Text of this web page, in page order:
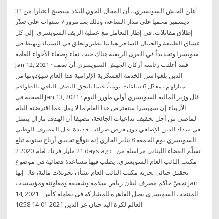
أعلن الجيش السويسري،، أن المجال الجوي للبلاد سيصبح اعتبارا من 31
ديسمبر محميا على مدار الساعة، وذلك بعد مرور 7 سنوات على تعذّر
إطلاق مقاتلات، في إطار التعامل مع عملية الريف السويسري. إلى كل
عشاق الطبيعة والجمال الساحر هيا بنا نطير ونحلق في السماء ونهبط في
سويسرا وتحديداً في القرى الريفية هناك حيث نقاء وصفاء الأجواء العامة.
Jan 12, 2021 · فقد أعلنت رئاسة أركان الجيش السويسري أن نصف
الذين بلغوا سن الخدمة العسكرية الإلزامية هذا العام سيؤدونها من
منازلهم بمعدّل 6 ساعات يومياً، فيما يلتحق النصف الباقي بالطواقم
الصحية في Jan 13, 2021 · قال وزير المالية السويسري أولي ماورر اليوم
الأربعاء إن سويسرا ستقترض هذا العام ما لا يقل عما اقترضته العام
الماضي من أجل تخفيف تداعيات الجائحة، مضيفا أن الهدف مازال يتمثل
في سداد الدين الإضافي دون فرض ضرائب جديدة. قال المصرف الوطني
السويسري يوم الجمعة 8 يناير الجاري إنه يتوقّع تحقيق أرباح سنوية تبلغ
21 مليار فرنك لعام 2020 2 days ago · تسلّم القضاء اللبناني مراسلة من
مكتب النائب العام السويسري، يطلب فيها مساعدة قضائية في موضوع
تحقيق جنائي يجريه مكتب النائب العام بشأن تحويلات مالية، قال إنها
تخصّ حاكم مصرف لبنان رياض سلامة وشقيقه ومعاونته ومؤسسات Jan
14, 2021 · المنتخب السويسرى يصل القاهرة للمشاركة فى بطولة كأس
العالم لكرة اليد حنان عز الدين 2021-01-14 16:58